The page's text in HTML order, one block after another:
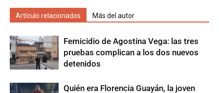
Artículo relacionados Más del autor
Femicidio de Agostina Vega: las tres
pruebas complican a los dos nuevos
detenidos
Quién era Florencia Guayán, la joven